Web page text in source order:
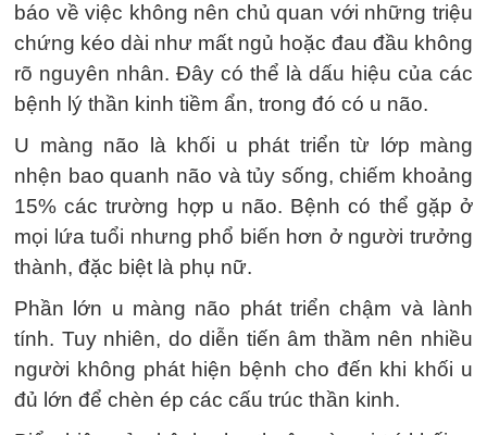
báo về việc không nên chủ quan với những triệu
chứng kéo dài như mất ngủ hoặc đau đầu không
rõ nguyên nhân. Đây có thể là dấu hiệu của các
bệnh lý thần kinh tiềm ẩn, trong đó có u não.
U màng não là khối u phát triển từ lớp màng
nhện bao quanh não và tủy sống, chiếm khoảng
15% các trường hợp u não. Bệnh có thể gặp ở
mọi lứa tuổi nhưng phổ biến hơn ở người trưởng
thành, đặc biệt là phụ nữ.
Phần lớn u màng não phát triển chậm và lành
tính. Tuy nhiên, do diễn tiến âm thầm nên nhiều
người không phát hiện bệnh cho đến khi khối u
đủ lớn để chèn ép các cấu trúc thần kinh.